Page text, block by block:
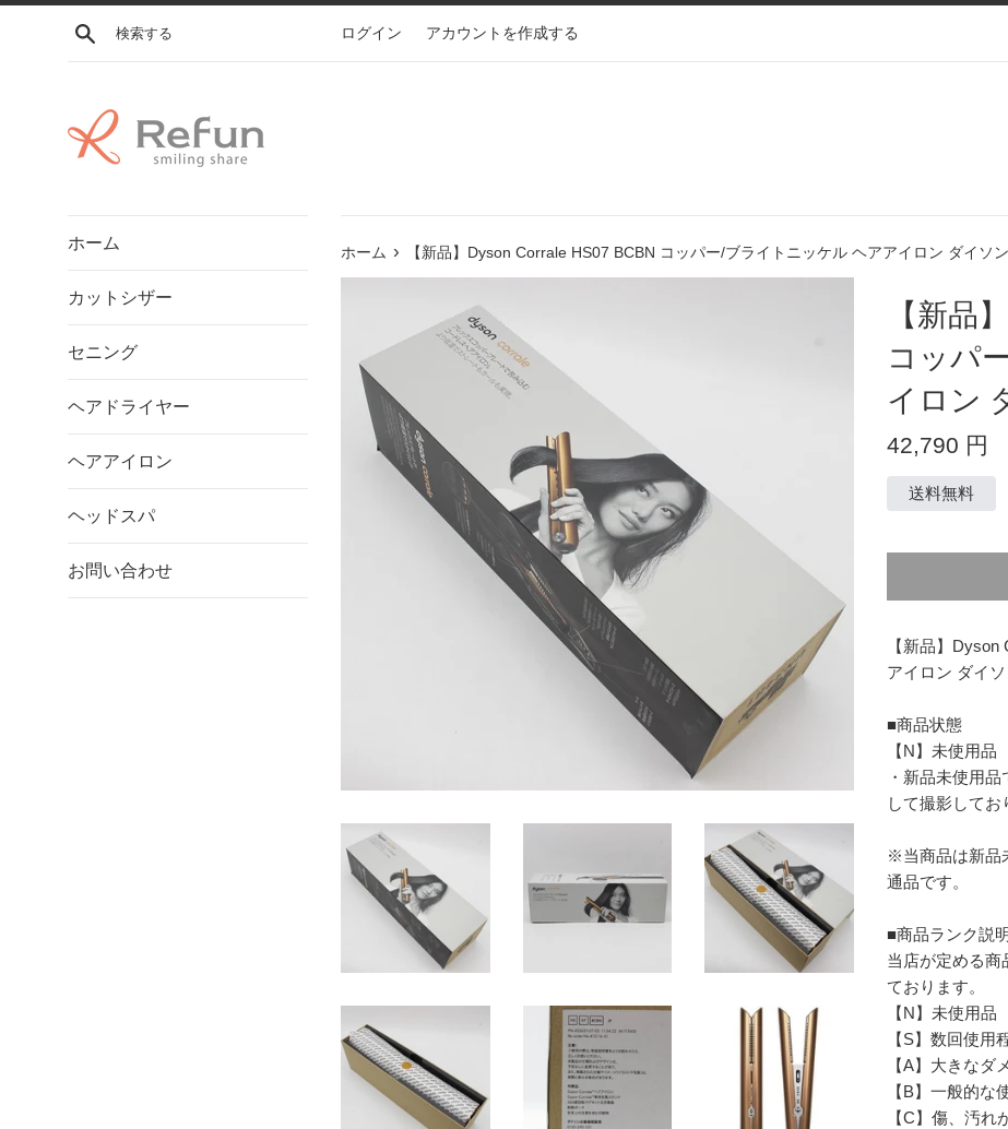
コ
検索する ログイン アカウントを作成する
ホーム
カットシザー
セニング
ヘアドライヤー
ヘアアイロン
ヘッドスパ
お問い合わせ
ホーム › 【新品】Dyson Corrale HS07 BCBN コッパー/ブライトニッケル ヘアアイロン ダイソ
【新品
コッパ
イロン
通
格
42,790 円
送料無料
【新品】
アイロン ダイ
■商品状態
【N】未使用品
・新品未使用
して撮影してお
※当商品は新品
通品です。
■商品ランク説明
当店が定める商
ております。
【N】未使用品
【S】数回使用
【A】大きなダ
【B】一般的な
【C】傷、汚